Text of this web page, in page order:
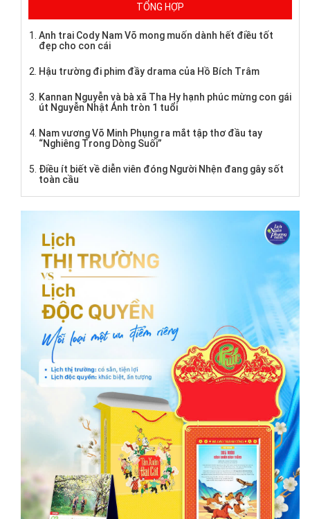
TỔNG HỢP
Anh trai Cody Nam Võ mong muốn dành hết điều tốt
đẹp cho con cái
Hậu trường đi phim đầy drama của Hồ Bích Trâm
Kannan Nguyễn và bà xã Tha Hy hạnh phúc mừng con gái
út Nguyễn Nhật Ánh tròn 1 tuổi
Nam vương Võ Minh Phụng ra mắt tập thơ đầu tay
“Nghiêng Trong Dòng Suối”
Điều ít biết về diễn viên đóng Người Nhện đang gây sốt
toàn cầu